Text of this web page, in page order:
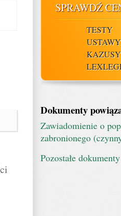
SPRAWDŹ
TESTY
KAZUSY
Dokumenty
Zawiadomienie o
zabronionego
Pozostałe dokumenty